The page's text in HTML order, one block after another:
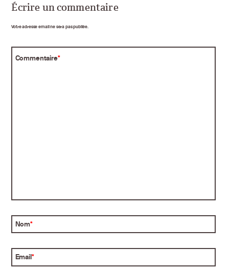
Écrire un commentaire
Votre adresse email ne sera pas publiée.
Commentaire*
Nom*
Email*